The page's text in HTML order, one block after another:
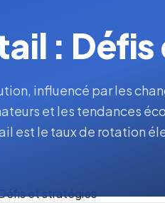
:
influencé par les
et les tendances
est le taux de rotation